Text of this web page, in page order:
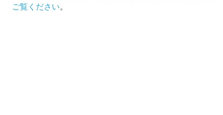
ご覧ください